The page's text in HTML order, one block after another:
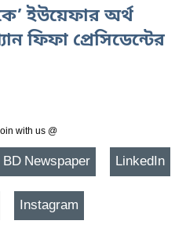
ইউয়েফার অর্থ
ফিফা প্রেসিডেন্টের
with us @
BD Newspaper LinkedIn
Instagram